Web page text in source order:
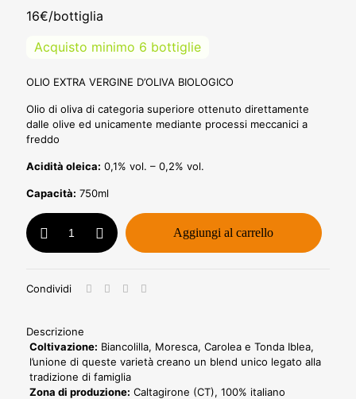
16€/bottiglia
Acquisto minimo 6 bottiglie
OLIO EXTRA VERGINE D’OLIVA BIOLOGICO
Olio di oliva di categoria superiore ottenuto direttamente
dalle olive ed unicamente mediante processi meccanici a
freddo
Acidità oleica: 0,1% vol. – 0,2% vol.
Capacità: 750ml
Olio
Bio
750ml
da
bottiglie
Linea
Horeca
quantità
Aggiungi al carrello
Condividi
Descrizione
Coltivazione: Biancolilla, Moresca, Carolea e Tonda Iblea,
l’unione di queste varietà creano un blend unico legato alla
tradizione di famiglia
Zona di produzione: Caltagirone (CT), 100% italiano